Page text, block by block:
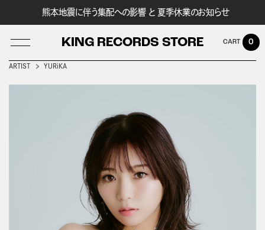
熊本地震に伴う集配への影響 と 夏季休業のお知らせ
KING RECORDS STORE 0
ARTIST YURiKA